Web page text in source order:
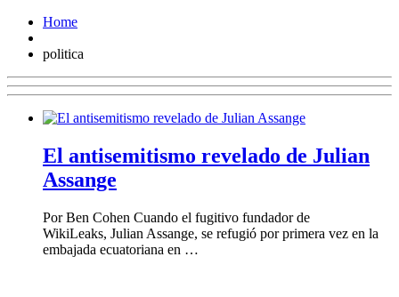
Home
politica
El antisemitismo revelado de Julian
Assange
Por Ben Cohen Cuando el fugitivo fundador de
WikiLeaks, Julian Assange, se refugió por primera vez en la
embajada ecuatoriana en …